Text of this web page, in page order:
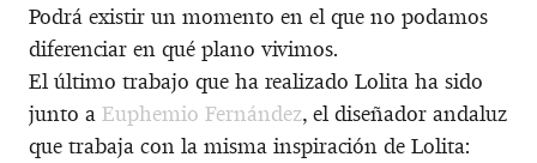
Podrá existir un momento en el que no podamos
diferenciar en qué plano vivimos.
El último trabajo que ha realizado Lolita ha sido
junto a Euphemio Fernández, el diseñador andaluz
que trabaja con la misma inspiración de Lolita: